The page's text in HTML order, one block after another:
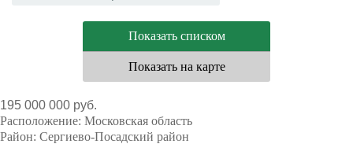
Показать списком
Показать на карте
195 000 000 руб.
Расположение: Московская область
Район: Сергиево-Посадский район